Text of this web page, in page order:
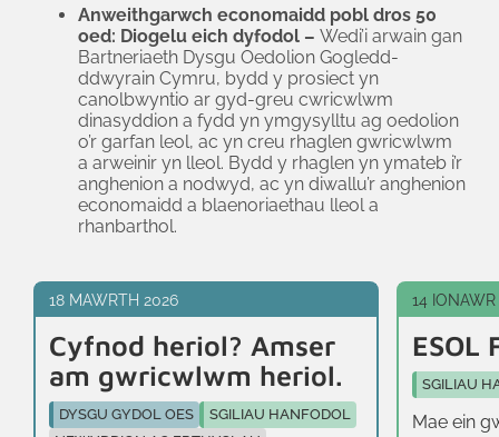
Anweithgarwch economaidd pobl dros 50
oed: Diogelu eich dyfodol – Wedi’i arwain gan
Bartneriaeth Dysgu Oedolion Gogledd-
ddwyrain Cymru, bydd y prosiect yn
canolbwyntio ar gyd-greu cwricwlwm
dinasyddion a fydd yn ymgysylltu ag oedolion
o’r garfan leol, ac yn creu rhaglen gwricwlwm
a arweinir yn lleol. Bydd y rhaglen yn ymateb i’r
anghenion a nodwyd, ac yn diwallu’r anghenion
economaidd a blaenoriaethau lleol a
rhanbarthol.
18 MAWRTH 2026
Cyfnod heriol? Amser
am gwricwlwm heriol.
DYSGU GYDOL OES
SGILIAU HANFODOL
14
ESOL
SGILIAU
Mae ein